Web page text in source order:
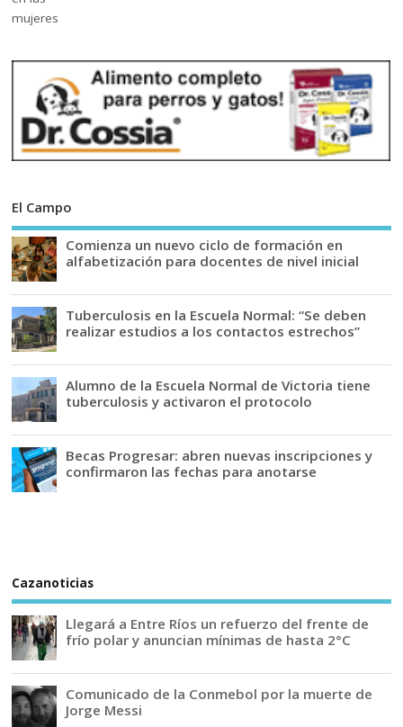
El Campo
Comienza un nuevo ciclo de formación en
alfabetización para docentes de nivel inicial
Tuberculosis en la Escuela Normal: “Se deben
realizar estudios a los contactos estrechos”
Alumno de la Escuela Normal de Victoria tiene
tuberculosis y activaron el protocolo
Becas Progresar: abren nuevas inscripciones y
confirmaron las fechas para anotarse
Cazanoticias
Llegará a Entre Ríos un refuerzo del frente de
frío polar y anuncian mínimas de hasta 2°C
Comunicado de la Conmebol por la muerte de
Jorge Messi